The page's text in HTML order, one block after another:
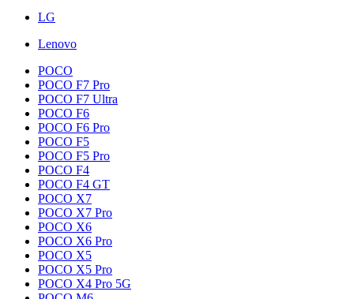
LG
Lenovo
POCO
POCO F7 Pro
POCO F7 Ultra
POCO F6
POCO F6 Pro
POCO F5
POCO F5 Pro
POCO F4
POCO F4 GT
POCO X7
POCO X7 Pro
POCO X6
POCO X6 Pro
POCO X5
POCO X5 Pro
POCO X4 Pro 5G